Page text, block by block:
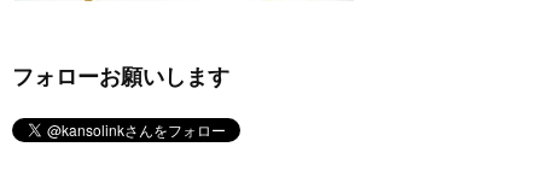
フォローお願いします